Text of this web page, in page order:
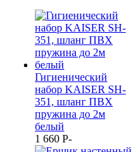
Гигиенический
набор KAISER SH-
351, шланг ПВХ
пружина до 2м
белый
1 660 P-